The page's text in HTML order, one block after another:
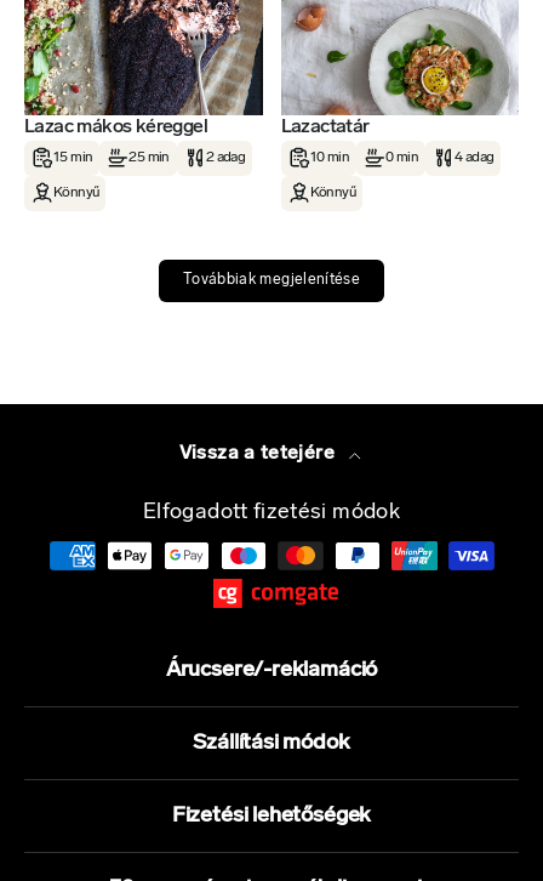
Lazac mákos kéreggel
15 min 25 min 2 adag
Könnyű
Lazactatár
10 min 0 min 4 adag
Könnyű
Továbbiak megjelenítése
Vissza a tetejére
Elfogadott fizetési módok
Árucsere/-reklamáció
Szállítási módok
Fizetési lehetőségek